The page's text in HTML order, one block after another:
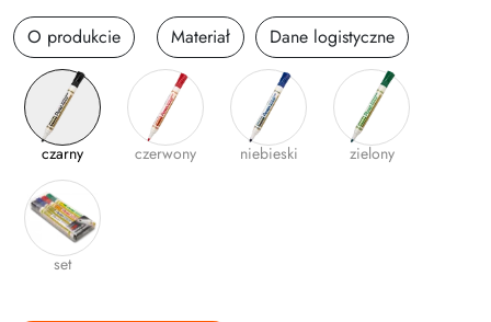
Markery
Zakreślacze
Cienkopisy i Kaligrafia
Korektory
O produkcie Materiał Dane logistyczne
czarny czerwony niebieski zielony
set